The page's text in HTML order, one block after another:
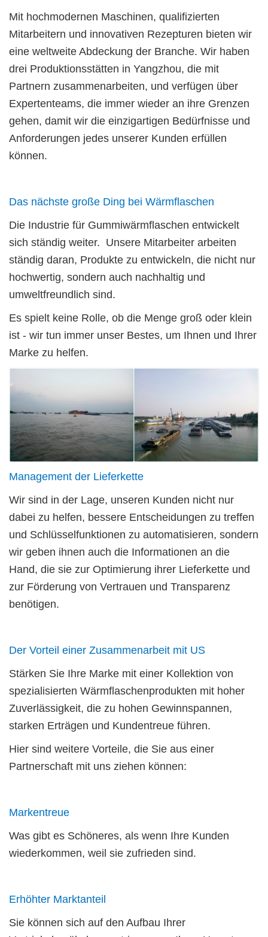
Mit hochmodernen Maschinen, qualifizierten
Mitarbeitern und innovativen Rezepturen bieten wir
eine weltweite Abdeckung der Branche. Wir haben
drei Produktionsstätten in Yangzhou, die mit
Partnern zusammenarbeiten, und verfügen über
Expertenteams, die immer wieder an ihre Grenzen
gehen, damit wir die einzigartigen Bedürfnisse und
Anforderungen jedes unserer Kunden erfüllen
können.
Das nächste große Ding bei Wärmflaschen
Die Industrie für Gummiwärmflaschen entwickelt
sich ständig weiter. Unsere Mitarbeiter arbeiten
ständig daran, Produkte zu entwickeln, die nicht nur
hochwertig, sondern auch nachhaltig und
umweltfreundlich sind.
Es spielt keine Rolle, ob die Menge groß oder klein
ist - wir tun immer unser Bestes, um Ihnen und Ihrer
Marke zu helfen.
Management der Lieferkette
Wir sind in der Lage, unseren Kunden nicht nur
dabei zu helfen, bessere Entscheidungen zu treffen
und Schlüsselfunktionen zu automatisieren, sondern
wir geben ihnen auch die Informationen an die
Hand, die sie zur Optimierung ihrer Lieferkette und
zur Förderung von Vertrauen und Transparenz
benötigen.
Der Vorteil einer Zusammenarbeit mit US
Stärken Sie Ihre Marke mit einer Kollektion von
spezialisierten Wärmflaschenprodukten mit hoher
Zuverlässigkeit, die zu hohen Gewinnspannen,
starken Erträgen und Kundentreue führen.
Hier sind weitere Vorteile, die Sie aus einer
Partnerschaft mit uns ziehen können:
Markentreue
Was gibt es Schöneres, als wenn Ihre Kunden
wiederkommen, weil sie zufrieden sind.
Erhöhter Marktanteil
Sie können sich auf den Aufbau Ihrer